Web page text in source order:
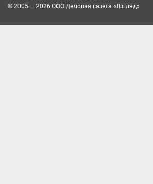
© 2005 — 2026 ООО Деловая газета «Взгляд»